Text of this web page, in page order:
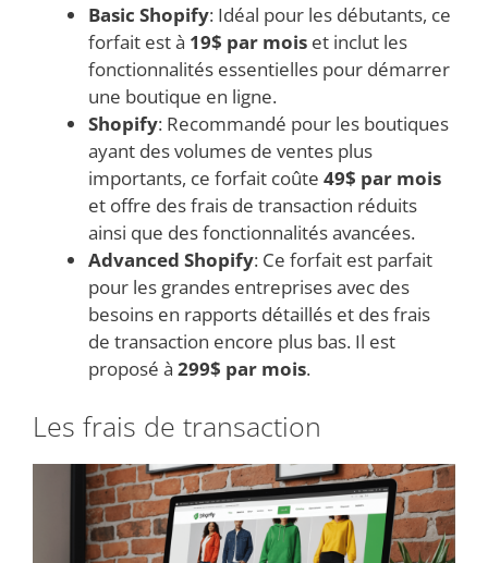
Basic Shopify: Idéal pour les débutants, ce
forfait est à 19$ par mois et inclut les
fonctionnalités essentielles pour démarrer
une boutique en ligne.
Shopify: Recommandé pour les boutiques
ayant des volumes de ventes plus
importants, ce forfait coûte 49$ par mois
et offre des frais de transaction réduits
ainsi que des fonctionnalités avancées.
Advanced Shopify: Ce forfait est parfait
pour les grandes entreprises avec des
besoins en rapports détaillés et des frais
de transaction encore plus bas. Il est
proposé à 299$ par mois.
Les frais de transaction